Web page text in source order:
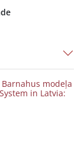
modeļa
in Latvia: